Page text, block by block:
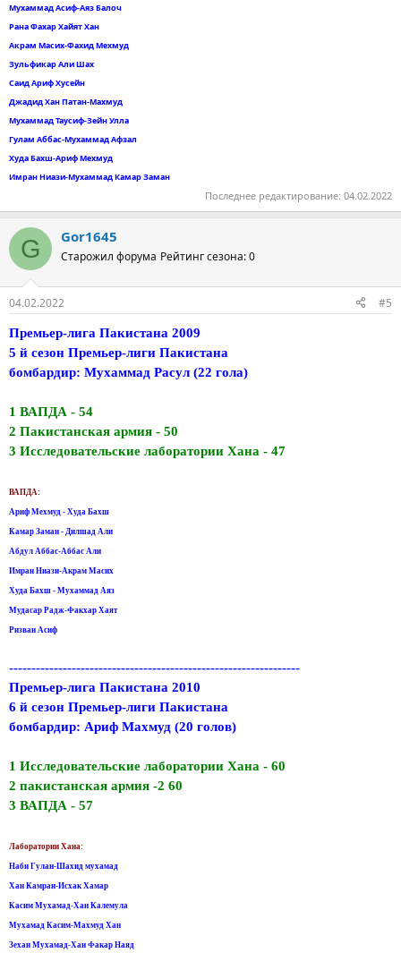
Мухаммад Асиф-Аяз Балоч
Рана Фахар Хайят Хан
Акрам Масих-Фахид Мехмуд
Зульфикар Али Шах
Саид Ариф Хусейн
Джадид Хан Патан-Махмуд
Мухаммад Таусиф-Зейн Улла
Гулам Аббас-Мухаммад Афзал
Худа Бахш-Ариф Мехмуд
Имран Ниази-Мухаммад Камар Заман
Последнее редактирование: 04.02.2022
G Gor1645
Старожил форума Рейтинг сезона: 0
04.02.2022 #5
Премьер-лига Пакистана 2009
5 й сезон Премьер-лиги Пакистана
бомбардир: Мухаммад Расул (22 гола)
1 ВАПДА - 54
2 Пакистанская армия - 50
3 Исследовательские лаборатории Хана - 47
ВАПДА:
Ариф Мехмуд - Худа Бахш
Камар Заман - Дилшад Али
Абдул Аббас-Аббас Али
Имран Ниази-Акрам Масих
Худа Бахш - Мухаммад Аяз
Мудасар Радж-Факхар Хаят
Ризван Асиф
-----------------------------------------------------------------
Премьер-лига Пакистана 2010
6 й сезон Премьер-лиги Пакистана
бомбардир: Ариф Махмуд (20 голов)
1 Исследовательские лаборатории Хана - 60
2 пакистанская армия -2 60
3 ВАПДА - 57
Лаборатории Хана:
Наби Гулан-Шахид мухамад
Хан Камран-Исхак Хамар
Касим Мухамад-Хан Калемула
Мухамад Касим-Махмуд Хан
Зехан Мухамад-Хан Факар Наяд